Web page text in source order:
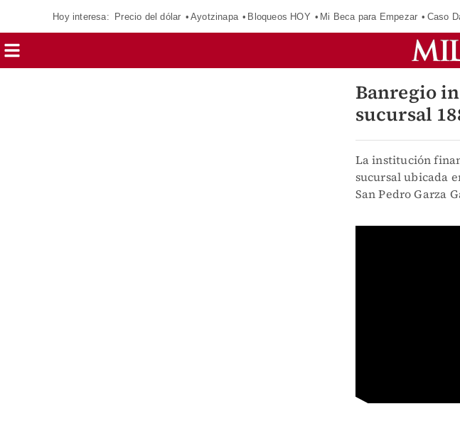
Hoy interesa: Precio del dólar Ayotzinapa Bloqueos HOY Mi Beca para Empezar Caso
Banregio
sucursal
La institución
sucursal ubicada
San Pedro Garza